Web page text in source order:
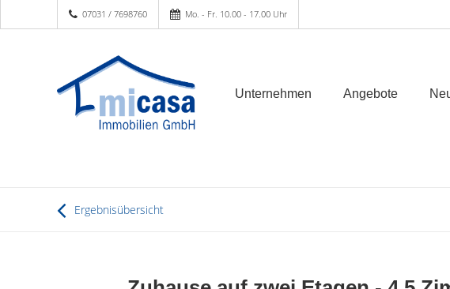
07031 / 7698760 Mo. - Fr. 10.00 - 17.00 Uhr
Unternehmen Angebote
Ergebnisübersicht